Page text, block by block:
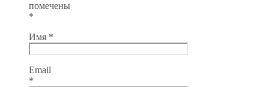
помечены
*
Имя *
Email
*